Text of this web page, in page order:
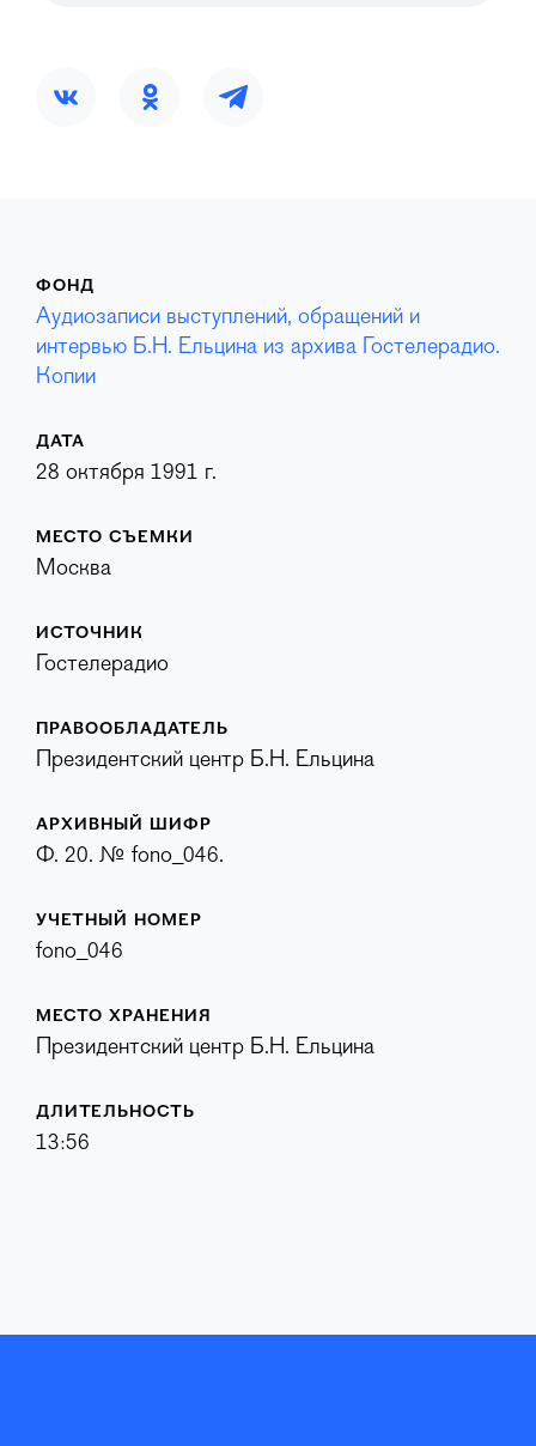
ФОНД
Аудиозаписи выступлений, обращений и
интервью Б.Н. Ельцина из архива Гостелерадио.
Копии
ДАТА
28 октября 1991 г.
МЕСТО СЪЕМКИ
Москва
ИСТОЧНИК
Гостелерадио
ПРАВООБЛАДАТЕЛЬ
Президентский центр Б.Н. Ельцина
АРХИВНЫЙ ШИФР
Ф. 20. № fono_046.
УЧЕТНЫЙ НОМЕР
fono_046
МЕСТО ХРАНЕНИЯ
Президентский центр Б.Н. Ельцина
ДЛИТЕЛЬНОСТЬ
13:56